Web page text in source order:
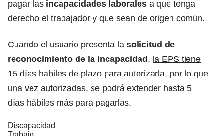
pagar las incapacidades laborales a que tenga
derecho el trabajador y que sean de origen común.
Cuando el usuario presenta la solicitud de
reconocimiento de la incapacidad, la EPS tiene
15 días hábiles de plazo para autorizarla, por lo que
una vez autorizadas, se podrá extender hasta 5
días hábiles más para pagarlas.
Discapacidad
Trabajo